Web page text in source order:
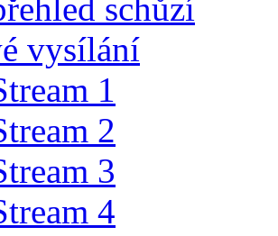
schůzí
vysílání
1
2
3
4